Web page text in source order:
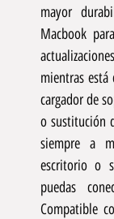
mayor
Macbook
mientras
cargador de
o sustitución
siempre a
escritorio o
puedas
Compatible